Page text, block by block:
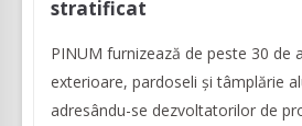
stratificat
PINUM furnizează de peste 30 de
exterioare, pardoseli şi tâmplărie
adresându-se dezvoltatorilor de